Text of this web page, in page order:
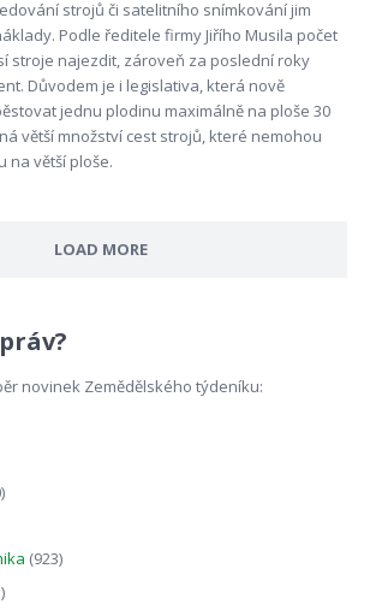
strojů či satelitního snímkování jim
Podle ředitele firmy Jiřího Musila počet
stroje najezdit, zároveň za poslední roky
Důvodem je i legislativa, která nově
jednu plodinu maximálně na ploše 30
větší množství cest strojů, které nemohou
na větší ploše.
LOAD MORE
novinek Zemědělského týdeníku:
(923)